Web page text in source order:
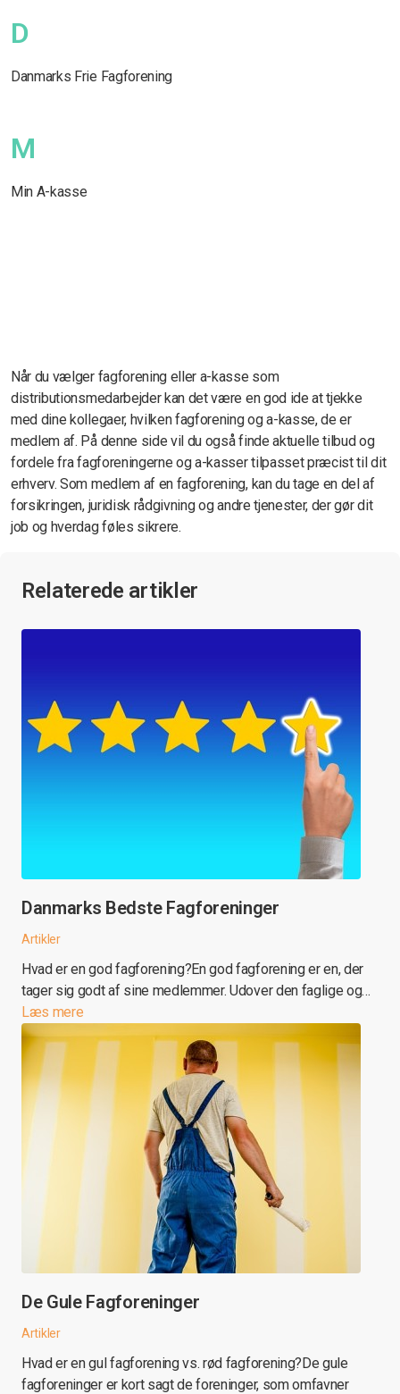
D
Danmarks Frie Fagforening
M
Min A-kasse
Når du vælger fagforening eller a-kasse som
distributionsmedarbejder kan det være en god ide at tjekke
med dine kollegaer, hvilken fagforening og a-kasse, de er
medlem af. På denne side vil du også finde aktuelle tilbud og
fordele fra fagforeningerne og a-kasser tilpasset præcist til dit
erhverv. Som medlem af en fagforening, kan du tage en del af
forsikringen, juridisk rådgivning og andre tjenester, der gør dit
job og hverdag føles sikrere.
Relaterede artikler
Danmarks Bedste Fagforeninger
Artikler
Hvad er en god fagforening?En god fagforening er en, der
tager sig godt af sine medlemmer. Udover den faglige og…
Læs mere
De Gule Fagforeninger
Artikler
Hvad er en gul fagforening vs. rød fagforening?De gule
fagforeninger er kort sagt de foreninger, som omfavner